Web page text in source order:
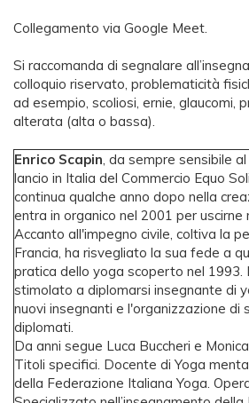
Collegamento via Google Meet.
Si raccomanda di segnalare
colloquio riservato, problematicità
ad esempio, scoliosi, ernie, glaucomi,
alterata (alta o bassa).
Enrico Scapin, da sempre sensibile
lancio in Italia del Commercio Equo
continua qualche anno dopo nella
entra in organico nel 2001 per
Accanto all'impegno civile, coltiva la
Francia, ha risvegliato la sua fede a
pratica dello yoga scoperto nel 1993.
stimolato a diplomarsi insegnante di
nuovi insegnanti e l'organizzazione
diplomati.
Da anni segue Luca Buccheri e
Titoli specifici. Docente di Yoga
della Federazione Italiana Yoga.